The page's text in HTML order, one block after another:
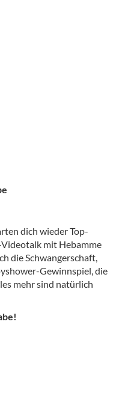
dich wieder Top-
mit Hebamme
die Schwangerschaft,
Gewinnspiel, die
mehr sind natürlich